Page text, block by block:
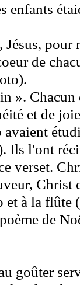
enfants
pour
de
».
et de
Ils l'ont
verset.
Christ
et à la
de
goûter